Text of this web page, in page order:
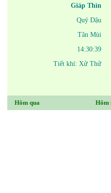
Giáp Thìn
Quý Dậu
Tân Mùi
14:30:39
Tiết khí: Xử Thử
Hôm qua Hôm